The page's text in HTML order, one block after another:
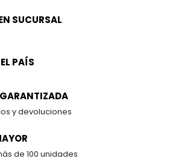
SUCURSAL
PAÍS
y devoluciones
de 100 unidades